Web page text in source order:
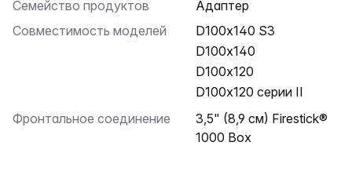
Семейство продуктов
Адаптер
Совместимость моделей
D100x140 S3
D100x140
D100x120
D100x120 серии II
Фронтальное соединение
3,5" (8,9 см) Firestick®
1000 Box